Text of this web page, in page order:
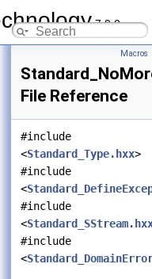
7.9.0
Macros
File Reference
#include
<Standard_Type.hxx>
#include
<
#include
<
#include
<